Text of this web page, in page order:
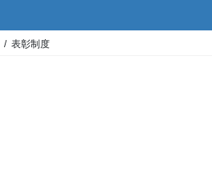
表彰制度